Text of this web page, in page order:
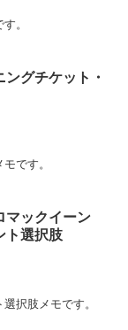
。
ングチケット・
です。
マックイーン
ト選択肢
択肢メモです。